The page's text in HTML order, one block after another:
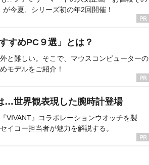
今夏、シリーズ初の年2回開催！
すめPC９選」とは？
と難しい。そこで、マウスコンピューターの
モデルをご紹介！
…世界観表現した腕時計登場
VIVANT』コラボレーションウオッチを製
イコー担当者が魅力を解説する。